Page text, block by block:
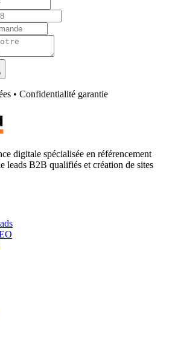
• Confidentialité garantie
digitale spécialisée en référencement
leads B2B qualifiés et création de sites